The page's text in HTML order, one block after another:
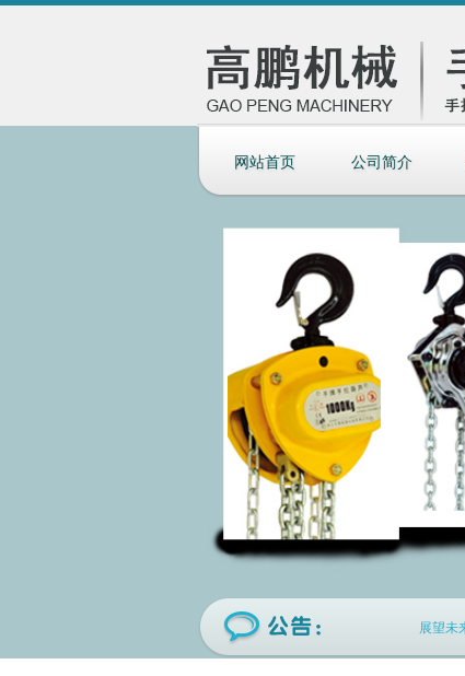
网站首页 公司简介
展望未